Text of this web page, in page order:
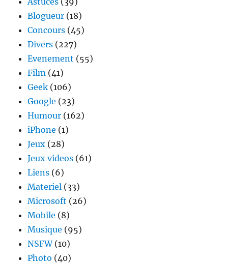
Blogueur (18)
Concours (45)
Divers (227)
Evenement (55)
Film (41)
Geek (106)
Google (23)
Humour (162)
iPhone (1)
Jeux (28)
Jeux videos (61)
Liens (6)
Materiel (33)
Microsoft (26)
Mobile (8)
Musique (95)
NSFW(10)
Photo (40)